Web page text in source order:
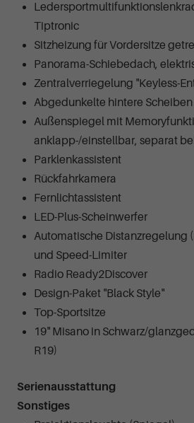
Tiptronic
Sitzheizung für Vordersitze
Panorama-Schiebedach,
Zentralverriegelung "Keyless-
Abgedunkelte hintere Scheiben
Außenspiegel mit
anklapp-/einstellbar, separat
Parklenkassistent
Rückfahrkamera
Fernlichtassistent
LED-Plus-Scheinwerfer
Automatische Distanzregelung
und Speed-Limiter
Radio Ready2Discover
Design-Paket "Black Style"
Top-Sportsitze
19" Misano in Schwarz/
R19)
Serienausstattung
Sonstiges